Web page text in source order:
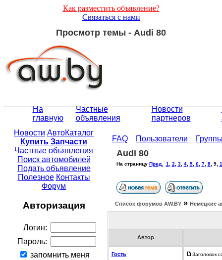
Как разместить объявление?
Связаться с нами
Просмотр темы - Audi 80
На
главную
Частные
объявления
Новости
партнеров
Новости АвтоКаталог
Купить Запчасти
Частные объявления
Поиск автомобилей
Подать объявление
Полезное Контакты
Форум
Авторизация
Логин:
Пароль:
запомнить меня
FAQ Пользователи
Audi 80
На страницу Пред. 1 2 3, 4, 5, 6, 7, 8, 9,
Список форумов АW.BY » Немецкие
Автор
Гость
Заголовок